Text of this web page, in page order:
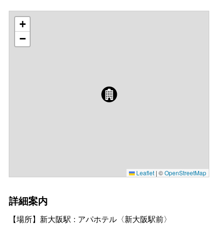
+
−
Leaflet | ©OpenStreetMap
詳細案内
【場所】新大阪駅 : アパホテル〈新大阪駅前〉